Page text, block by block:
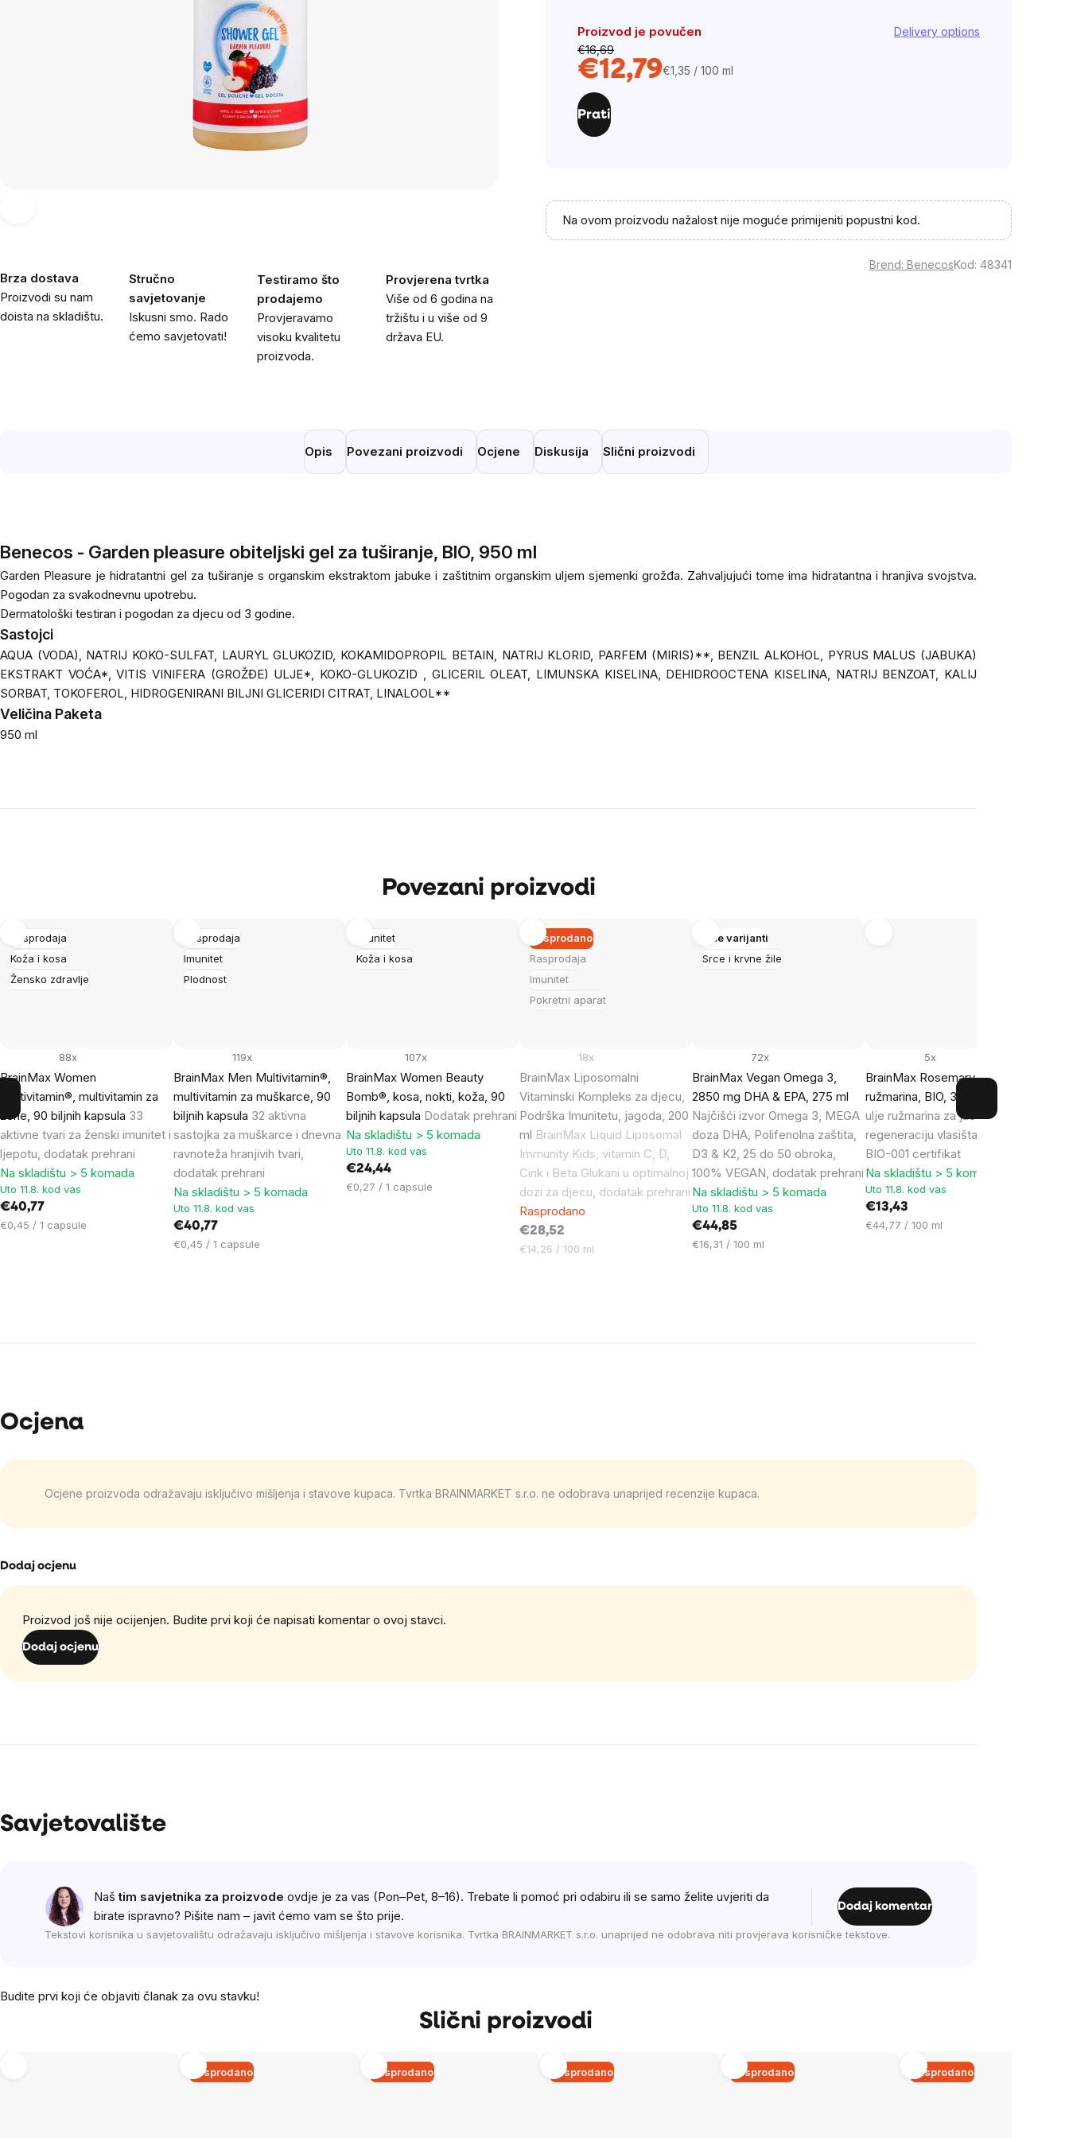
Brza dostava
Proizvodi su nam
doista na skladištu.
Stručno
savjetovanje
Iskusni smo. Rado
ćemo savjetovati!
Testiramo što
prodajemo
Provjeravamo
visoku kvalitetu
proizvoda.
Provjerena tvrtka
Više od 6 godina na
tržištu i u više od 9
država EU.
Proizvod je povučen
Delivery options
€16,69
€12,79Cijena
€1,35 / 100 ml
Prati
Na ovom proizvodu nažalost nije moguće primijeniti popustni kod.
Brend: BenecosKod: 48341
Opis Povezani proizvodi Ocjene Diskusija Slični proizvodi
Benecos - Garden pleasure obiteljski gel za tuširanje, BIO, 950 ml
Garden Pleasure je hidratantni gel za tuširanje s organskim ekstraktom jabuke i zaštitnim organskim uljem sjemenki grožđa. Zahvaljujući tome ima hidratantna i hranjiva svojstva.
Pogodan za svakodnevnu upotrebu.
Dermatološki testiran i pogodan za djecu od 3 godine.
Sastojci
AQUA (VODA), NATRIJ KOKO-SULFAT, LAURYL GLUKOZID, KOKAMIDOPROPIL BETAIN, NATRIJ KLORID, PARFEM (MIRIS)**, BENZIL ALKOHOL, PYRUS MALUS (JABUKA)
EKSTRAKT VOĆA*, VITIS VINIFERA (GROŽĐE) ULJE*, KOKO-GLUKOZID , GLICERIL OLEAT, LIMUNSKA KISELINA, DEHIDROOCTENA KISELINA, NATRIJ BENZOAT, KALIJ
SORBAT, TOKOFEROL, HIDROGENIRANI BILJNI GLICERIDI CITRAT, LINALOOL**
Veličina Paketa
950 ml
Povezani proizvodi
Rasprodaja
Koža i kosa
Žensko zdravlje
BrainMax Women
Multivitamin®, multivitamin za
žene, 90 biljnih kapsula 33
aktivne tvari za ženski imunitet i
ljepotu, dodatak prehrani
88x
Na skladištu > 5 komada
Uto 11.8. kod vas
€40,77
Cijena
€0,45 / 1 capsule
Rasprodaja
Imunitet
Plodnost
BrainMax Men Multivitamin®,
multivitamin za muškarce, 90
biljnih kapsula 32 aktivna
sastojka za muškarce i dnevna
ravnoteža hranjivih tvari,
dodatak prehrani
119x
Na skladištu > 5 komada
Uto 11.8. kod vas
€40,77
Cijena
€0,45 / 1 capsule
Imunitet
Koža i kosa
BrainMax Women Beauty
Bomb®, kosa, nokti, koža, 90
biljnih kapsula Dodatak prehrani
107x
Na skladištu > 5 komada
Uto 11.8. kod vas
€24,44
Cijena
€0,27 / 1 capsule
Rasprodaja
Imunitet
Pokretni aparat
Rasprodano
BrainMax Liposomalni
Vitaminski Kompleks za djecu,
Podrška Imunitetu, jagoda, 200
ml BrainMax Liquid Liposomal
Immunity Kids, vitamin C, D,
Cink i Beta Glukani u optimalnoj
dozi za djecu, dodatak prehrani
18x
Rasprodano
€28,52
Cijena
€14,26 / 100 ml
Srce i krvne žile
Više varijanti
BrainMax Vegan Omega 3,
2850 mg DHA & EPA, 275 ml
Najčišći izvor Omega 3, MEGA
doza DHA, Polifenolna zaštita,
D3 & K2, 25 do 50 obroka,
100% VEGAN, dodatak prehrani
72x
Na skladištu > 5 komada
Uto 11.8. kod vas
€44,85
Cijena
€16,31 / 100 ml
BrainMax Rosemary oil, ulje
ružmarina, BIO, 30 ml
ulje ružmarina za jačanje kose i
regeneraciju vlasišta, *CZ-
BIO-001 certifikat
5x
Na skladištu > 5 komada
Uto 11.8. kod vas
€13,43
Cijena
€44,77 / 100 ml
Ocjena
Ocjene proizvoda odražavaju isključivo mišljenja i stavove kupaca. Tvrtka BRAINMARKET s.r.o. ne odobrava unaprijed recenzije kupaca.
Dodaj ocjenu
Proizvod još nije ocijenjen. Budite prvi koji će napisati komentar o ovoj stavci.
Dodaj ocjenu
Savjetovalište
Naštim savjetnika za proizvode ovdje je za vas (Pon–Pet, 8–16). Trebate li pomoć pri odabiru ili se samo želite uvjeriti da
birate ispravno? Pišite nam – javit ćemo vam se što prije.
Dodaj komentar
Tekstovi korisnika u savjetovalištu odražavaju isključivo mišljenja i stavove korisnika. Tvrtka BRAINMARKET s.r.o. unaprijed ne odobrava niti provjerava korisničke tekstove.
Budite prvi koji će objaviti članak za ovu stavku!
Slični proizvodi
Rasprodano Rasprodano Rasprodano Rasprodano Rasprodano